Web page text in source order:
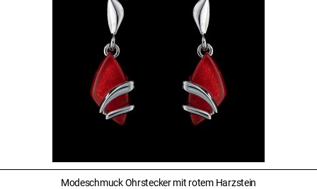
Modeschmuck Ohrstecker mit rotem Harzstein